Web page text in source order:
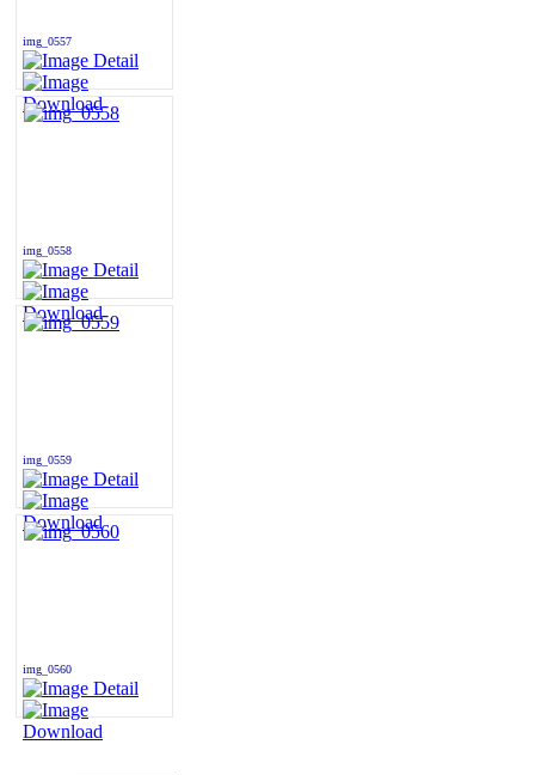
img_0557
img_0558
img_0559
img_0560